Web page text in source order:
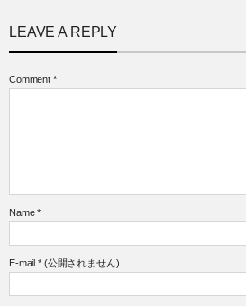
LEAVE A REPLY
Comment *
Name *
E-mail *(公開されません)